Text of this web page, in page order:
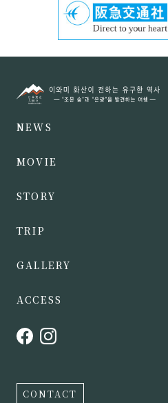
NEWS
MOVIE
STORY
TRIP
GALLERY
ACCESS
CONTACT